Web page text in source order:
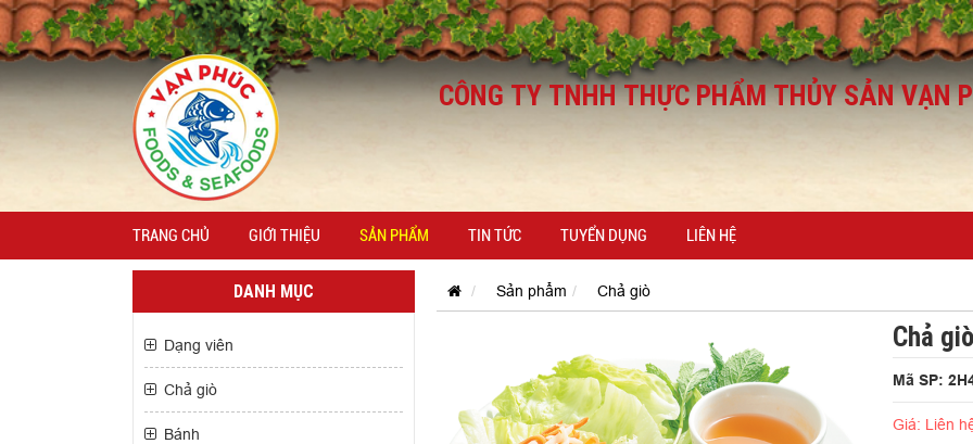
TRANG CHỦ GIỚI THIỆU SẢN PHẨM TIN TỨC TUYỂN DỤNG LIÊN HỆ
DANH MỤC
Dạng viên
Chả giò
Bánh
Sản phẩm Chả giò
Chả
Mã SP:
Giá: Liên